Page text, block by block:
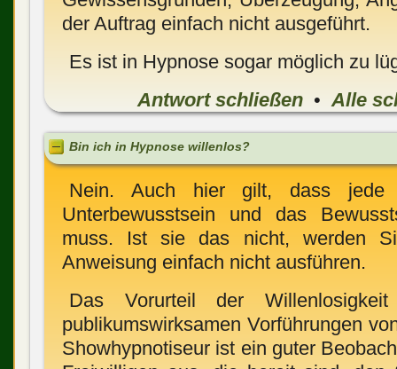
der Auftrag einfach nicht ausgeführt.
Es ist in Hypnose sogar möglich zu
Antwort schließen •Alle
Bin ich in Hypnose willenlos?
Nein. Auch hier gilt, dass jede
Unterbewusstsein und das
muss. Ist sie das nicht, werden
Anweisung einfach nicht ausführen.
Das Vorurteil der
publikumswirksamen Vorführungen
Showhypnotiseur ist ein guter